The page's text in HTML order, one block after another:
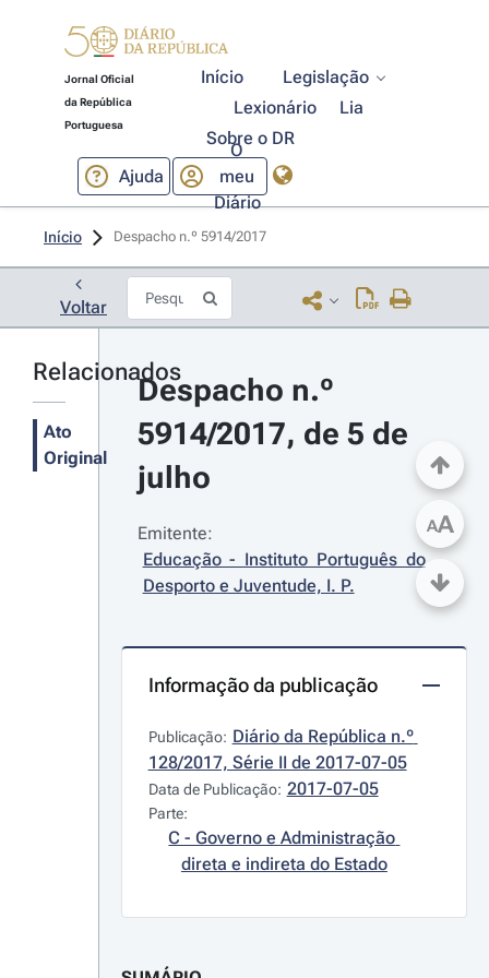
Jornal Oficial
da República
Portuguesa
Início
Legislação
Lexionário
Lia
Sobre o DR
Ajuda
O
meu
Diário
Início Despacho n.º 5914/2017
Voltar
Relacionados
Ato
Original
Despacho n.º
5914/2017, de 5 de
julho
Emitente:
Educação - Instituto Português do
Desporto e Juventude, I. P.
Informação da publicação
Publicação: Diário da República n.º
128/2017, Série II de 2017-07-05
Data de Publicação: 2017-07-05
Parte:
C - Governo e Administração
direta e indireta do Estado
AA